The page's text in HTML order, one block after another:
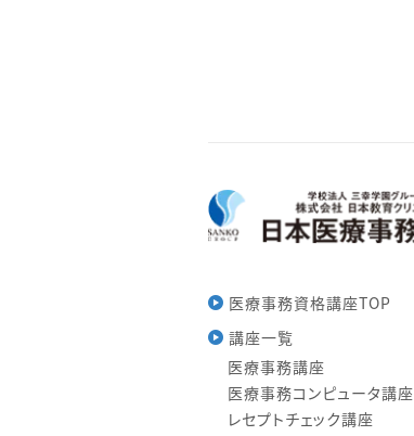
医療事務資格講座TOP
講座一覧
医療事務講座
医療事務コンピュータ講座
レセプトチェック講座